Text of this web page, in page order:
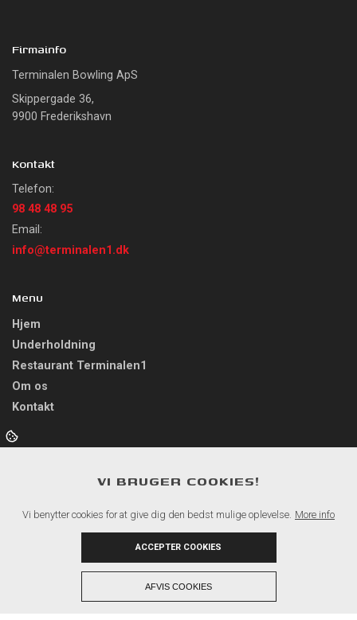
Firmainfo
Terminalen Bowling ApS
Skippergade 36,
9900 Frederikshavn
Kontakt
Telefon:
98 48 48 95
Email:
info@terminalen1.dk
Menu
Hjem
Underholdning
Restaurant Terminalen1
Om os
Kontakt
Man-Tors: 14.00 - 22.00
Lørdag: 12.00 - 24.00
VI BRUGER COOKIES!
Vi benytter cookies for at give dig den bedst mulige oplevelse. More info
ACCEPTER COOKIES
AFVIS COOKIES